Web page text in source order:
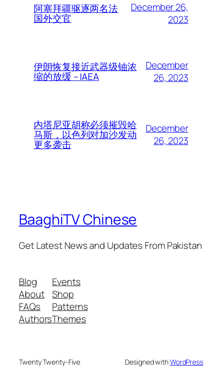
阿塞拜疆驱逐两名法
国外交官
December 26,
2023
伊朗恢复接近武器级铀浓
缩的放缓 – IAEA
December
26, 2023
内塔尼亚胡称必须摧毁哈
马斯，以色列对加沙发动
更多袭击
December
26, 2023
BaaghiTV Chinese
Get Latest News and Updates From Pakistan
Blog
About
FAQs
Authors
Events
Shop
Patterns
Themes
Twenty Twenty-Five Designed withWordPress